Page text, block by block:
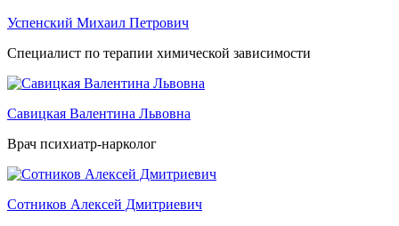
Успенский Михаил Петрович
Специалист по терапии химической зависимости
Савицкая Валентина Львовна
Врач психиатр-нарколог
Сотников Алексей Дмитриевич